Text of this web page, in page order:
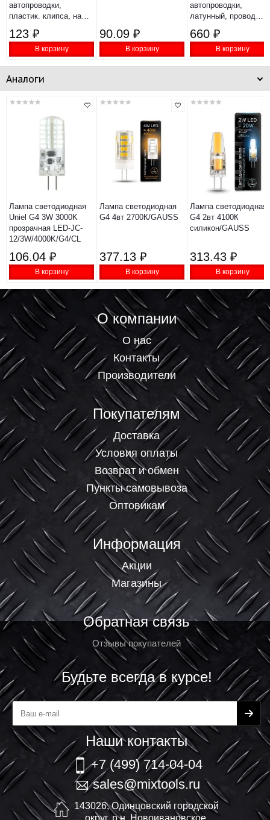
автопроводки,
пластик. клипса, на
86см, 6-24В, 140мм
123 ₽
В корзину
90.09 ₽
В корзину
автопроводки,
латунный, провод
660 ₽
В корзину
Аналоги
Лампа светодиодная
Uniel G4 3W 3000K
прозрачная LED-JC-
12/3W/4000K/G4/CL
106.04 ₽
В корзину
Лампа светодиодная
G4 4вт 2700К/GAUSS
377.13 ₽
В корзину
Лампа светодиодная
G4 2вт 4100К
силикон/GAUSS
313.43 ₽
В корзину
О компании
О нас
Контакты
Производители
Покупателям
Доставка
Условия оплаты
Возврат и обмен
Пункты самовывоза
Оптовикам
Информация
Акции
Магазины
Обратная связь
Отзывы покупателей
Будьте всегда в курсе!
Наши контакты
+7 (499) 714-04-04
sales@mixtools.ru
143026, Одинцовский городской
округ, р.н. Новоивановское,